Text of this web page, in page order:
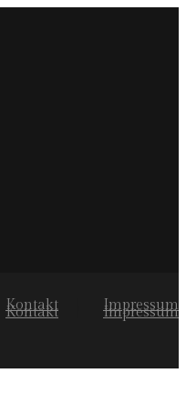
Kontakt Impressum
Kontakt Impressum